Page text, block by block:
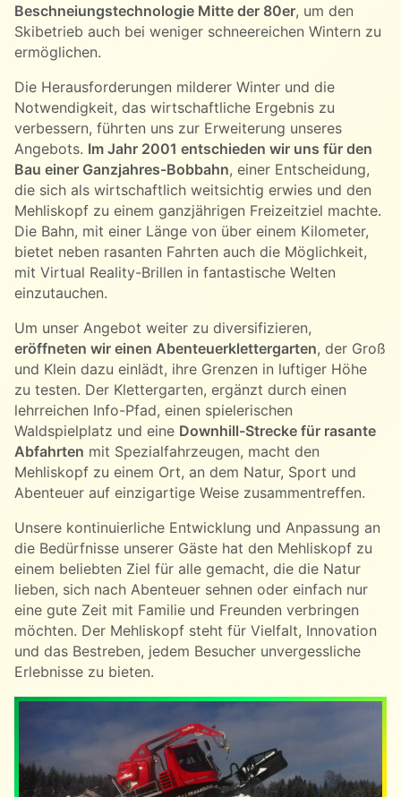
Beschneiungstechnologie Mitte der 80er, um den
Skibetrieb auch bei weniger schneereichen Wintern zu
ermöglichen.
Die Herausforderungen milderer Winter und die
Notwendigkeit, das wirtschaftliche Ergebnis zu
verbessern, führten uns zur Erweiterung unseres
Angebots. Im Jahr 2001 entschieden wir uns für den
Bau einer Ganzjahres-Bobbahn, einer Entscheidung,
die sich als wirtschaftlich weitsichtig erwies und den
Mehliskopf zu einem ganzjährigen Freizeitziel machte.
Die Bahn, mit einer Länge von über einem Kilometer,
bietet neben rasanten Fahrten auch die Möglichkeit,
mit Virtual Reality-Brillen in fantastische Welten
einzutauchen.
Um unser Angebot weiter zu diversifizieren,
eröffneten wir einen Abenteuerklettergarten, der Groß
und Klein dazu einlädt, ihre Grenzen in luftiger Höhe
zu testen. Der Klettergarten, ergänzt durch einen
lehrreichen Info-Pfad, einen spielerischen
Waldspielplatz und eine Downhill-Strecke für rasante
Abfahrten mit Spezialfahrzeugen, macht den
Mehliskopf zu einem Ort, an dem Natur, Sport und
Abenteuer auf einzigartige Weise zusammentreffen.
Unsere kontinuierliche Entwicklung und Anpassung an
die Bedürfnisse unserer Gäste hat den Mehliskopf zu
einem beliebten Ziel für alle gemacht, die die Natur
lieben, sich nach Abenteuer sehnen oder einfach nur
eine gute Zeit mit Familie und Freunden verbringen
möchten. Der Mehliskopf steht für Vielfalt, Innovation
und das Bestreben, jedem Besucher unvergessliche
Erlebnisse zu bieten.